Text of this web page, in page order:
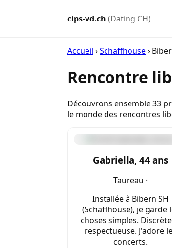
cips-vd.ch (Dating CH)
Accueil ›Schaffhouse›
Rencontre
Découvrons ensemble 33
le monde des rencontres
Gabriella, 44 ans
Taureau ·
Installée à Bibern SH
(Schaffhouse), je garde
choses simples.
respectueuse. J'adore
concerts.